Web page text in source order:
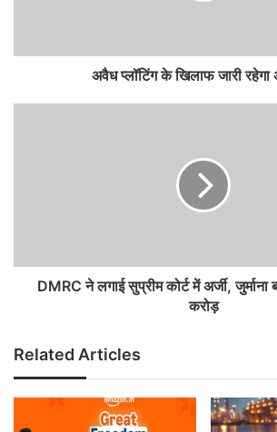
अवैध प्लॉटिंग के खिलाफ जारी रहेगा
DMRC ने लगाई सुप्रीम कोर्ट में अर्जी,
करोड़
Related Articles